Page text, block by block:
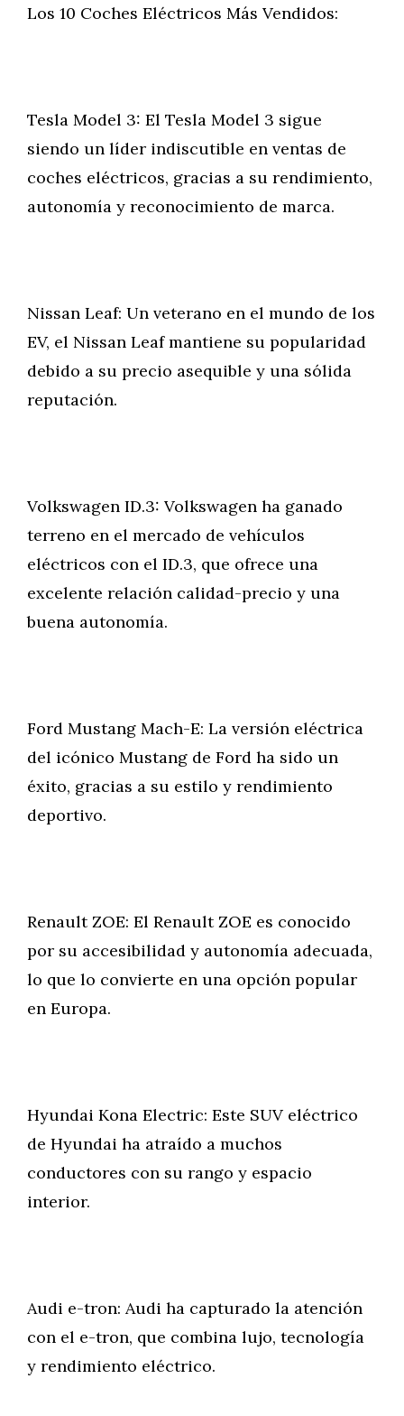
Los 10 Coches Eléctricos Más Vendidos:
Tesla Model 3: El Tesla Model 3 sigue
siendo un líder indiscutible en ventas de
coches eléctricos, gracias a su rendimiento,
autonomía y reconocimiento de marca.
Nissan Leaf: Un veterano en el mundo de los
EV, el Nissan Leaf mantiene su popularidad
debido a su precio asequible y una sólida
reputación.
Volkswagen ID.3: Volkswagen ha ganado
terreno en el mercado de vehículos
eléctricos con el ID.3, que ofrece una
excelente relación calidad-precio y una
buena autonomía.
Ford Mustang Mach-E: La versión eléctrica
del icónico Mustang de Ford ha sido un
éxito, gracias a su estilo y rendimiento
deportivo.
Renault ZOE: El Renault ZOE es conocido
por su accesibilidad y autonomía adecuada,
lo que lo convierte en una opción popular
en Europa.
Hyundai Kona Electric: Este SUV eléctrico
de Hyundai ha atraído a muchos
conductores con su rango y espacio
interior.
Audi e-tron: Audi ha capturado la atención
con el e-tron, que combina lujo, tecnología
y rendimiento eléctrico.